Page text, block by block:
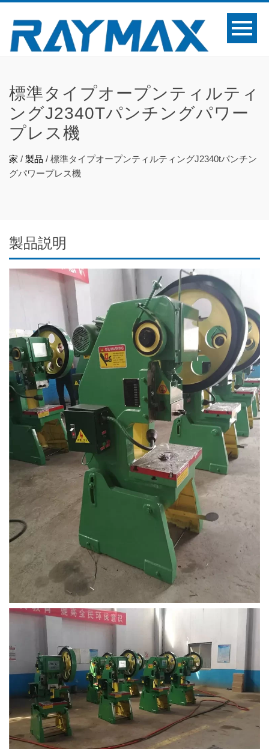
標準タイプオープンティルティ
ングJ2340Tパンチングパワー
プレス機
家 / 製品 / 標準タイプオープンティルティングJ2340tパンチン
グパワープレス機
製品説明